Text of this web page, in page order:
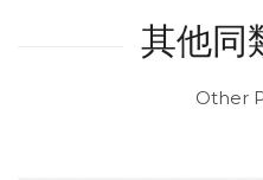
其他同
Other